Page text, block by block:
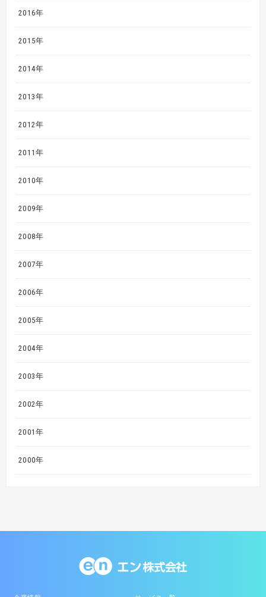
2016年
2015年
2014年
2013年
2012年
2011年
2010年
2009年
2008年
2007年
2006年
2005年
2004年
2003年
2002年
2001年
2000年